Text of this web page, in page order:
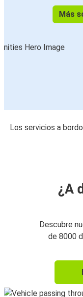
Más
Los servicios a
¿A
Descubre
de 8000